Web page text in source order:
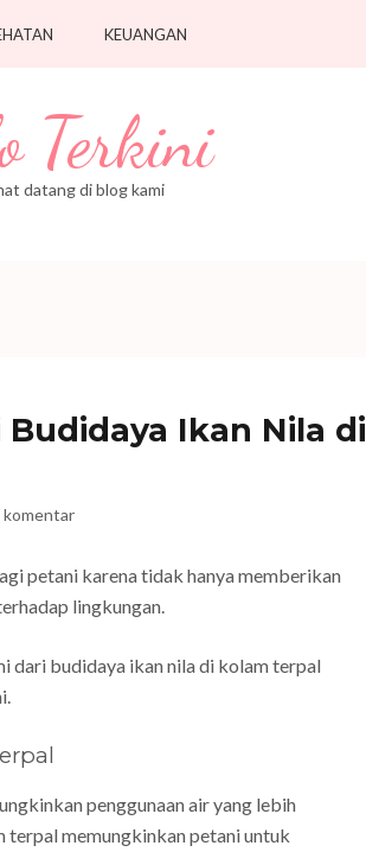
KEUANGAN
Terkini
datang di blog kami
Ikan Nila di
komentar
petani karena tidak hanya memberikan
lingkungan.
dari budidaya ikan nila di kolam terpal
penggunaan air yang lebih
terpal memungkinkan petani untuk